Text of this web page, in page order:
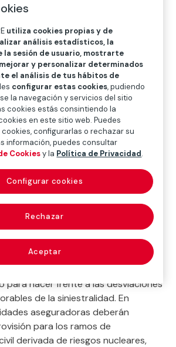
de seguros
claims
reserve)
como finalidad alcanzar la
de cada ramo o riesgo. Se
en aquellos riesgos que por su
nivel de incertidumbre o falta de
para hacer frente a las desviaciones
de la siniestralidad. En
aseguradoras deberán
para los ramos de
derivada de riesgos nucleares,
utiliza cookies propias y de
análisis estadísticos, la
sesión de usuario, mostrarte
y personalizar determinados
el análisis de tus hábitos de
configurar estas cookies, pudiendo
la navegación y servicios del sitio
cookies estás consintiendo la
en este sitio web. Puedes
configurarlas o rechazar su
información, puedes consultar
Cookiesy la Política de Privacidad.
Rechazar
Aceptar
Configurar cookies